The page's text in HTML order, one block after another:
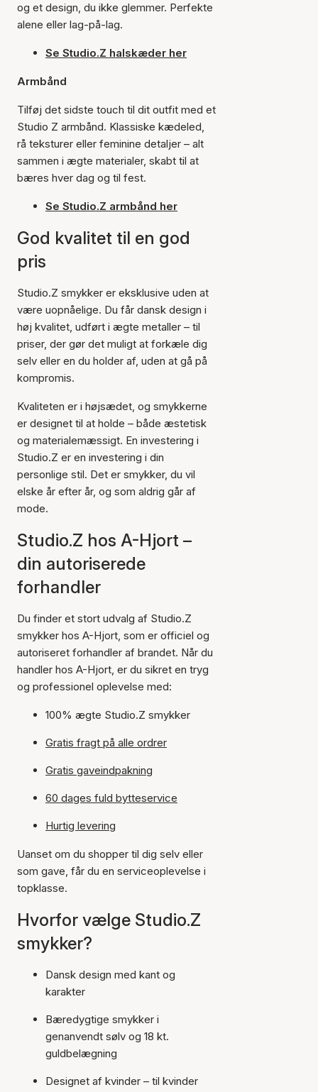
og et design, du ikke glemmer. Perfekte
alene eller lag-på-lag.
Se Studio.Z halskæder her
Armbånd
Tilføj det sidste touch til dit outfit med et
Studio Z armbånd. Klassiske kædeled,
rå teksturer eller feminine detaljer – alt
sammen i ægte materialer, skabt til at
bæres hver dag og til fest.
Se Studio.Z armbånd her
God kvalitet til en god
pris
Studio.Z smykker er eksklusive uden at
være uopnåelige. Du får dansk design i
høj kvalitet, udført i ægte metaller – til
priser, der gør det muligt at forkæle dig
selv eller en du holder af, uden at gå på
kompromis.
Kvaliteten er i højsædet, og smykkerne
er designet til at holde – både æstetisk
og materialemæssigt. En investering i
Studio.Z er en investering i din
personlige stil. Det er smykker, du vil
elske år efter år, og som aldrig går af
mode.
Studio.Z hos A-Hjort –
din autoriserede
forhandler
Du finder et stort udvalg af Studio.Z
smykker hos A-Hjort, som er officiel og
autoriseret forhandler af brandet. Når du
handler hos A-Hjort, er du sikret en tryg
og professionel oplevelse med:
100% ægte Studio.Z smykker
Gratis fragt på alle ordrer
Gratis gaveindpakning
60 dages fuld bytteservice
Hurtig levering
Uanset om du shopper til dig selv eller
som gave, får du en serviceoplevelse i
topklasse.
Hvorfor vælge Studio.Z
smykker?
Dansk design med kant og
karakter
Bæredygtige smykker i
genanvendt sølv og 18 kt.
guldbelægning
Designet af kvinder – til kvinder